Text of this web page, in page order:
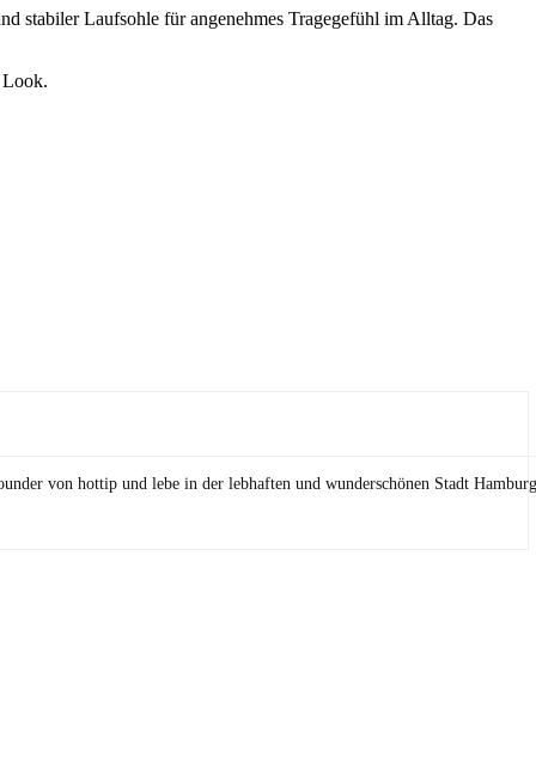
stabiler Laufsohle für angenehmes Tragegefühl im Alltag. Das
Look.
von hottip und lebe in der lebhaften und wunderschönen Stadt